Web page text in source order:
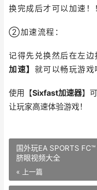
换完成后才可以加速！
②加速流程：
记得先兑换然后在左边
加速】 就可以畅玩游戏
使用【Sixfast加速器】
让玩家高速体验游戏！
国外玩EA SPORTS
脐眼视频大全
« 上一篇